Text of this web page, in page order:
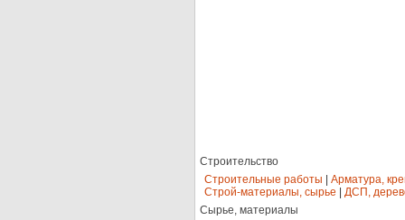
Строительство
Строительные работы
Арматура,
Строй-материалы, сырье
ДСП,
Сырье, материалы